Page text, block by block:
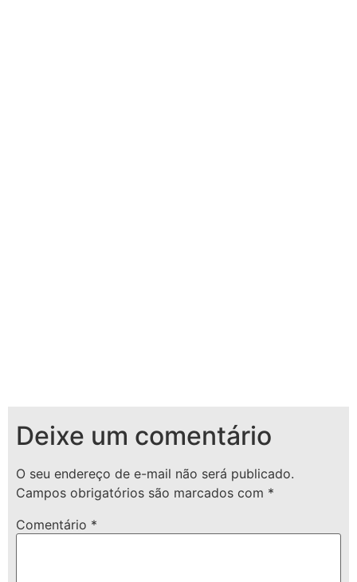
Deixe um comentário
O seu endereço de e-mail não será publicado.
Campos obrigatórios são marcados com *
Comentário *